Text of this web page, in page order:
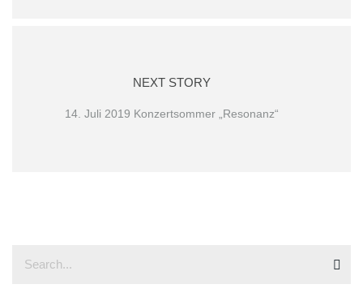
NEXT STORY
14. Juli 2019 Konzertsommer „Resonanz“